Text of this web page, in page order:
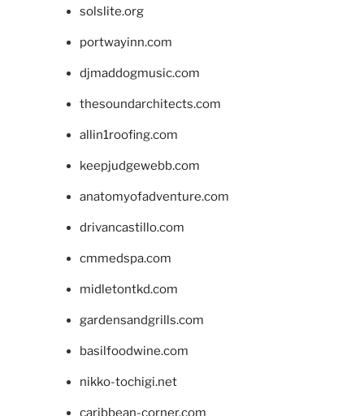
solslite.org
portwayinn.com
djmaddogmusic.com
thesoundarchitects.com
allin1roofing.com
keepjudgewebb.com
anatomyofadventure.com
drivancastillo.com
cmmedspa.com
midletontkd.com
gardensandgrills.com
basilfoodwine.com
nikko-tochigi.net
caribbean-corner.com